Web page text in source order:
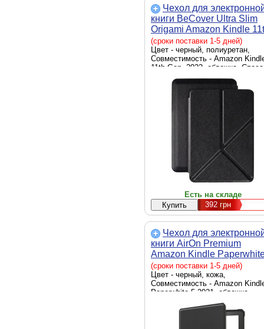
Чехол для
книги BeCover Ultra Slim
Origami Amazon Kindle
Gen. 2022 6" Black
(сроки поставки 1-5 дней)
Цвет - черный, полиуретан,
Совместимость - Amazon
11th Gen. 2022, обложка,
крепления - обложка
Есть на складе
392грн
Чехол для
книги AirOn Premium
Amazon Kindle
2021 black
(сроки поставки 1-5 дней)
Цвет - черный, кожа,
Совместимость - Amazon
Paperwhite 5 2021, обложка,
Способ крепления - обложка